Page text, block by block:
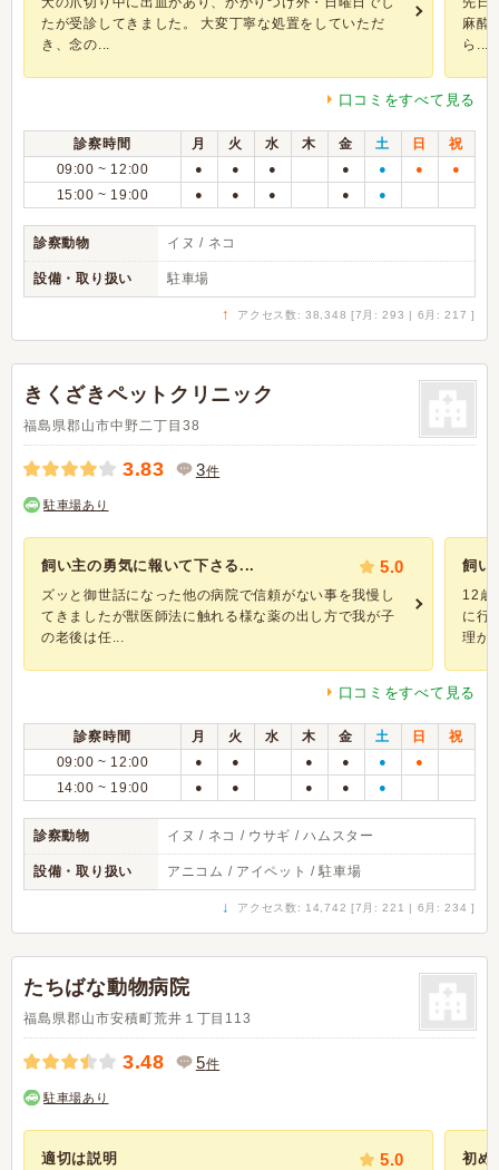
たが受診してきました。 大変丁寧な処置をしていただ
き、念の...
麻酔
ら...
口コミをすべて見る
診察時間 月 火 水 木 金 土 日
祝
09:00 ~ 12:00
● ● ● ● ● ● ●
15:00 ~ 19:00 ● ● ● ● ●
診察動物 イヌ / ネコ
設備・取り扱い 駐車場
↑ アクセス数: 38,348 [7月: 293 | 6月: 217 ]
きくざきペットクリニック
福島県郡山市中野二丁目38
3.83 3件
駐車場あり
飼い主の勇気に報いて下さる... 5.0
ズッと御世話になった他の病院で信頼がない事を我慢し
てきましたが獣医師法に触れる様な薬の出し方で我が子
の老後は任...
飼い
12歳
に行
理か
口コミをすべて見る
診察時間 月 火 水 木 金 土 日
祝
09:00 ~ 12:00
● ● ● ● ● ●
14:00 ~ 19:00 ● ● ● ● ●
診察動物 イヌ / ネコ / ウサギ / ハムスター
設備・取り扱い アニコム / アイペット / 駐車場
↓ アクセス数: 14,742 [7月: 221 | 6月: 234 ]
たちばな動物病院
福島県郡山市安積町荒井１丁目113
3.48 5件
駐車場あり
適切は説明 5.0 初め